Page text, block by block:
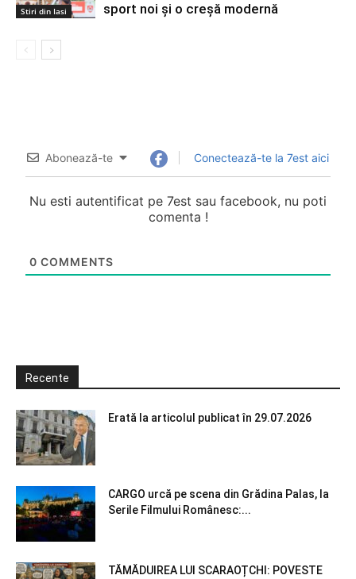
Stiri din Iasi
sport noi și o creșă modernă
Abonează-te Conectează-te la 7est aici
Nu esti autentificat pe 7est sau facebook, nu poti
comenta !
0 COMMENTS
Recente
Erată la articolul publicat în 29.07.2026
CARGO urcă pe scena din Grădina Palas, la
Serile Filmului Românesc:...
TĂMĂDUIREA LUI SCARAOȚCHI: POVESTE